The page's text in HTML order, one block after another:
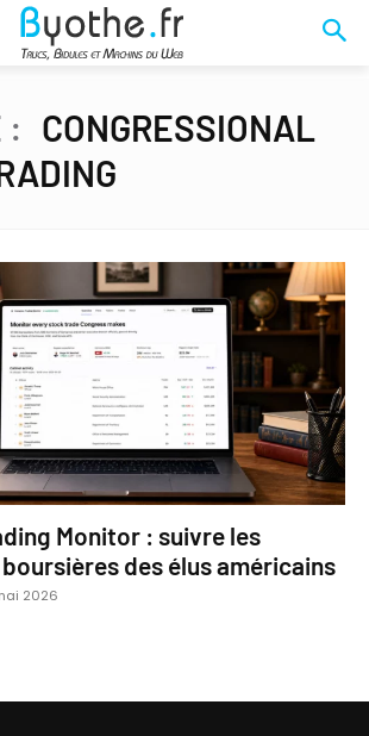
: CONGRESSIONAL
Monitor : suivre les
des élus américains
2026